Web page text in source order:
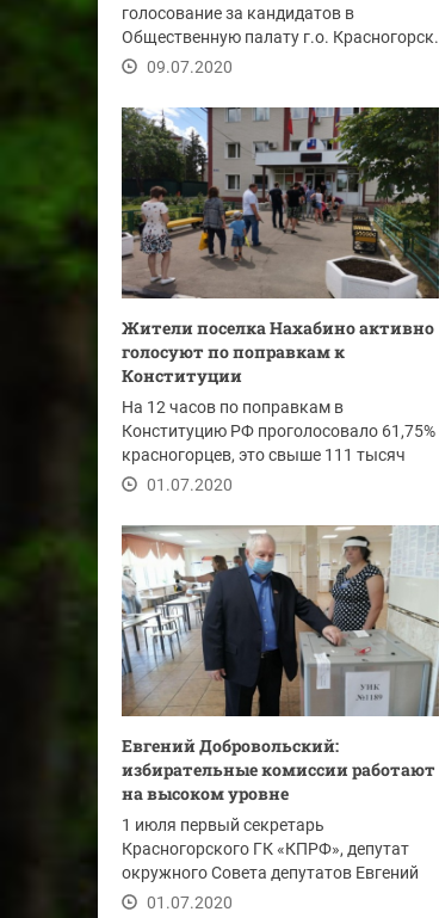
голосование за кандидатов в
Общественную палату г.о. Красногорск.
09.07.2020
Жители поселка Нахабино активно
голосуют по поправкам к
Конституции
На 12 часов по поправкам в
Конституцию РФ проголосовало 61,75%
красногорцев, это свыше 111 тысяч
жителей.
01.07.2020
Евгений Добровольский:
избирательные комиссии работают
на высоком уровне
1 июля первый секретарь
Красногорского ГК «КПРФ», депутат
окружного Совета депутатов Евгений
Добровольский...
01.07.2020